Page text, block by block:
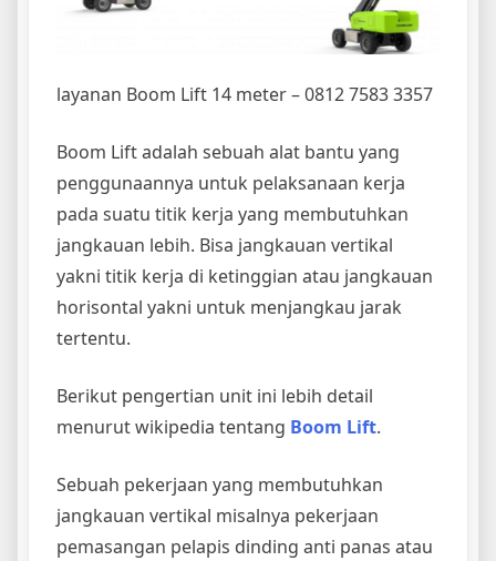
layanan Boom Lift 14 meter – 0812 7583 3357
Boom Lift adalah sebuah alat bantu yang
penggunaannya untuk pelaksanaan kerja
pada suatu titik kerja yang membutuhkan
jangkauan lebih. Bisa jangkauan vertikal
yakni titik kerja di ketinggian atau jangkauan
horisontal yakni untuk menjangkau jarak
tertentu.
Berikut pengertian unit ini lebih detail
menurut wikipedia tentang Boom Lift.
Sebuah pekerjaan yang membutuhkan
jangkauan vertikal misalnya pekerjaan
pemasangan pelapis dinding anti panas atau